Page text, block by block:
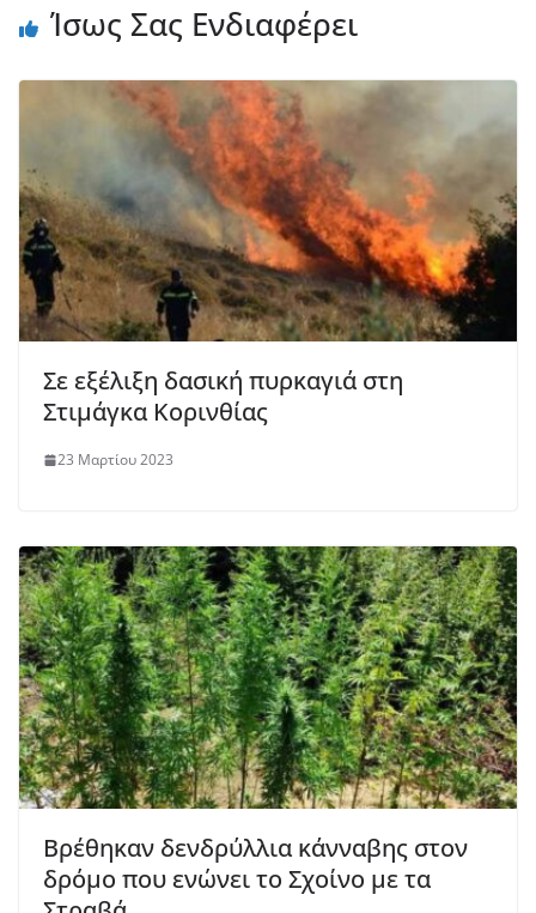
Ίσως Σας Ενδιαφέρει
Σε εξέλιξη δασική πυρκαγιά στη
Στιμάγκα Κορινθίας
23 Μαρτίου 2023
Βρέθηκαν δενδρύλλια κάνναβης στον
δρόμο που ενώνει το Σχοίνο με τα